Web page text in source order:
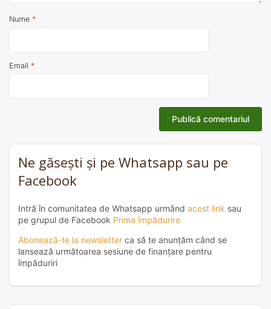
Nume *
Email *
Ne găsești și pe Whatsapp sau pe
Facebook
Intră în comunitatea de Whatsapp urmând acest link sau
pe grupul de Facebook Prima împădurire
Abonează-te la newsletter ca să te anunțăm când se
lansează următoarea sesiune de finanțare pentru
împăduriri